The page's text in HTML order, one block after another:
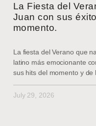
La Fiesta del
Juan con sus
momento.
La fiesta del Verano que
latino más emocionante
sus hits del momento y de
July 29, 2026